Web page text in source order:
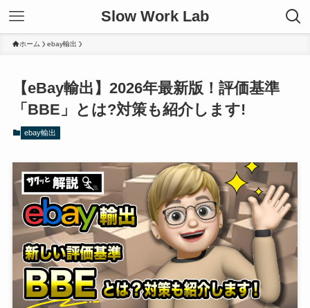
Slow Work Lab
ホーム ebay輸出
【eBay輸出】2026年最新版！評価基準
「BBE」とは?対策も紹介します!
ebay輸出